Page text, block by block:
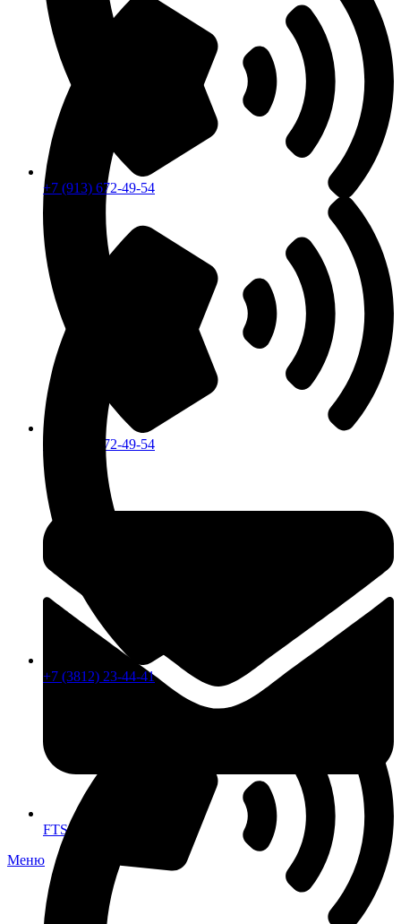
+7 (913) 672-49-54
FTS-omsk@mail.ru
Меню
+7 (913) 672-49-54
+7 (3812) 23-44-41